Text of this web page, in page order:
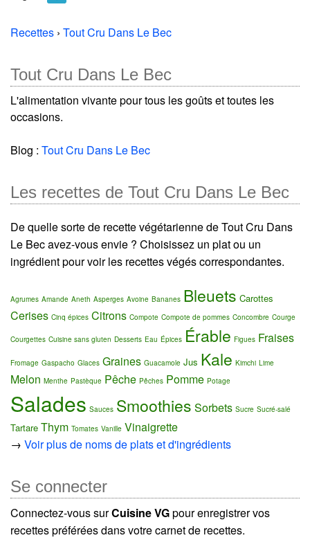
Recettes › Tout Cru Dans Le Bec
Tout Cru Dans Le Bec
L'alimentation vivante pour tous les goûts et toutes les
occasions.
Blog : Tout Cru Dans Le Bec
Les recettes de Tout Cru Dans Le Bec
De quelle sorte de recette végétarienne de Tout Cru Dans
Le Bec avez-vous envie ? Choisissez un plat ou un
ingrédient pour voir les recettes végés correspondantes.
Agrumes Amande Aneth Asperges Avoine Bananes Bleuets Carottes
Cerises Cinq épices Citrons Compote Compote de pommes Concombre Courge
Courgettes Cuisine sans gluten Desserts Eau Épices Érable Figues Fraises
Fromage Gaspacho Glaces Graines Guacamole Jus Kale Kimchi Lime
Melon Menthe Pastèque Pêche Pêches Pomme Potage
Salades Sauces Smoothies Sorbets Sucre Sucré-salé
Tartare Thym Tomates Vanille Vinaigrette
→ Voir plus de noms de plats et d'ingrédients
Se connecter
Connectez-vous surCuisine VGpour enregistrer vos
recettes préférées dans votre carnet de recettes.